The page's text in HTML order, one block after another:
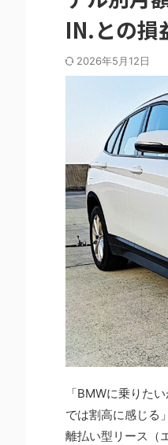
IN.との損
2026年5月12日
「BMWに乗りた
では割高に感じる
離払い型リース（